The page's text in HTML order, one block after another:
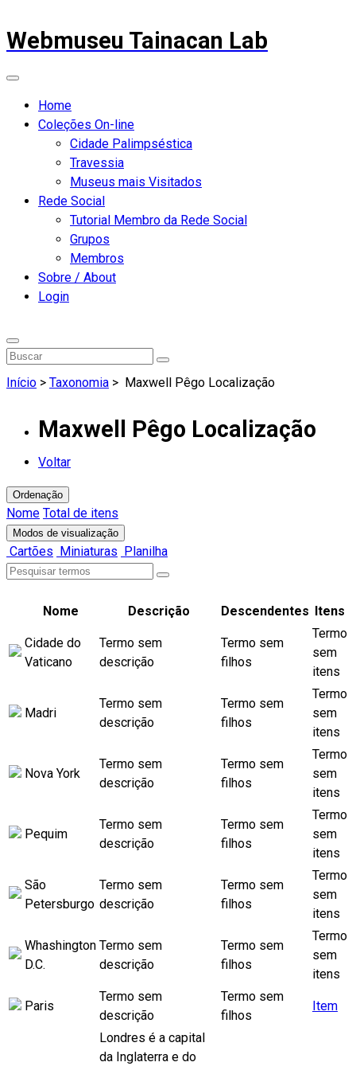
Webmuseu Tainacan Lab
Home
Coleções On-line
Cidade Palimpséstica
Travessia
Museus mais Visitados
Rede Social
Tutorial Membro da Rede Social
Grupos
Membros
Sobre / About
Login
Início > Taxonomia > Maxwell Pêgo Localização
Maxwell Pêgo Localização
Voltar
Ordenação
Nome Total de itens
Modos de visualização
Cartões Miniaturas Planilha
Nome Descrição Descendentes Itens
Cidade do
Vaticano
Termo sem
descrição
Termo sem
filhos
Termo
sem
itens
Madri
Termo sem
descrição
Termo sem
filhos
Termo
sem
itens
Nova York
Termo sem
descrição
Termo sem
filhos
Termo
sem
itens
Pequim
Termo sem
descrição
Termo sem
filhos
Termo
sem
itens
São
Petersburgo
Termo sem
descrição
Termo sem
filhos
Termo
sem
itens
Whashington
D.C.
Termo sem
descrição
Termo sem
filhos
Termo
sem
itens
Paris
Termo sem
descrição
Termo sem
filhos
Item
Londres é a capital
da Inglaterra e do